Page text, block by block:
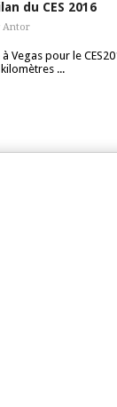
du CES 2016
Antor
Vegas pour le
...